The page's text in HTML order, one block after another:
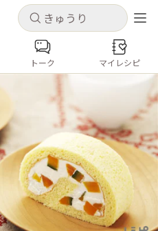
キャンセル
ピを保存できます
新規登録
キャンセル
コンテンツ
マト
とうもろこし
ゴーヤ
トーク マイレシピ